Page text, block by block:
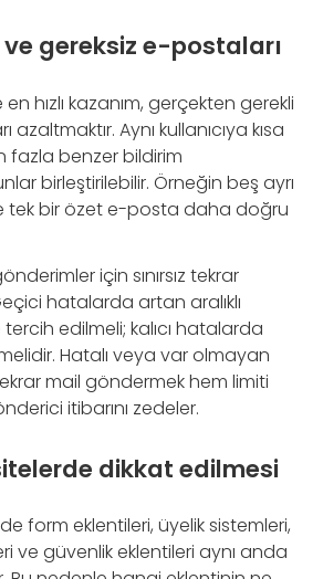
gereksiz e-postaları
hızlı kazanım, gerçekten gerekli
Aynı kullanıcıya kısa
fazla benzer bildirim
birleştirilebilir. Örneğin beş ayrı
tek bir özet e-posta daha doğru
için sınırsız tekrar
hatalarda artan aralıklı
edilmeli; kalıcı hatalarda
Hatalı veya var olmayan
mail göndermek hem limiti
itibarını zedeler.
dikkat edilmesi
form eklentileri, üyelik sistemleri,
ve güvenlik eklentileri aynı anda